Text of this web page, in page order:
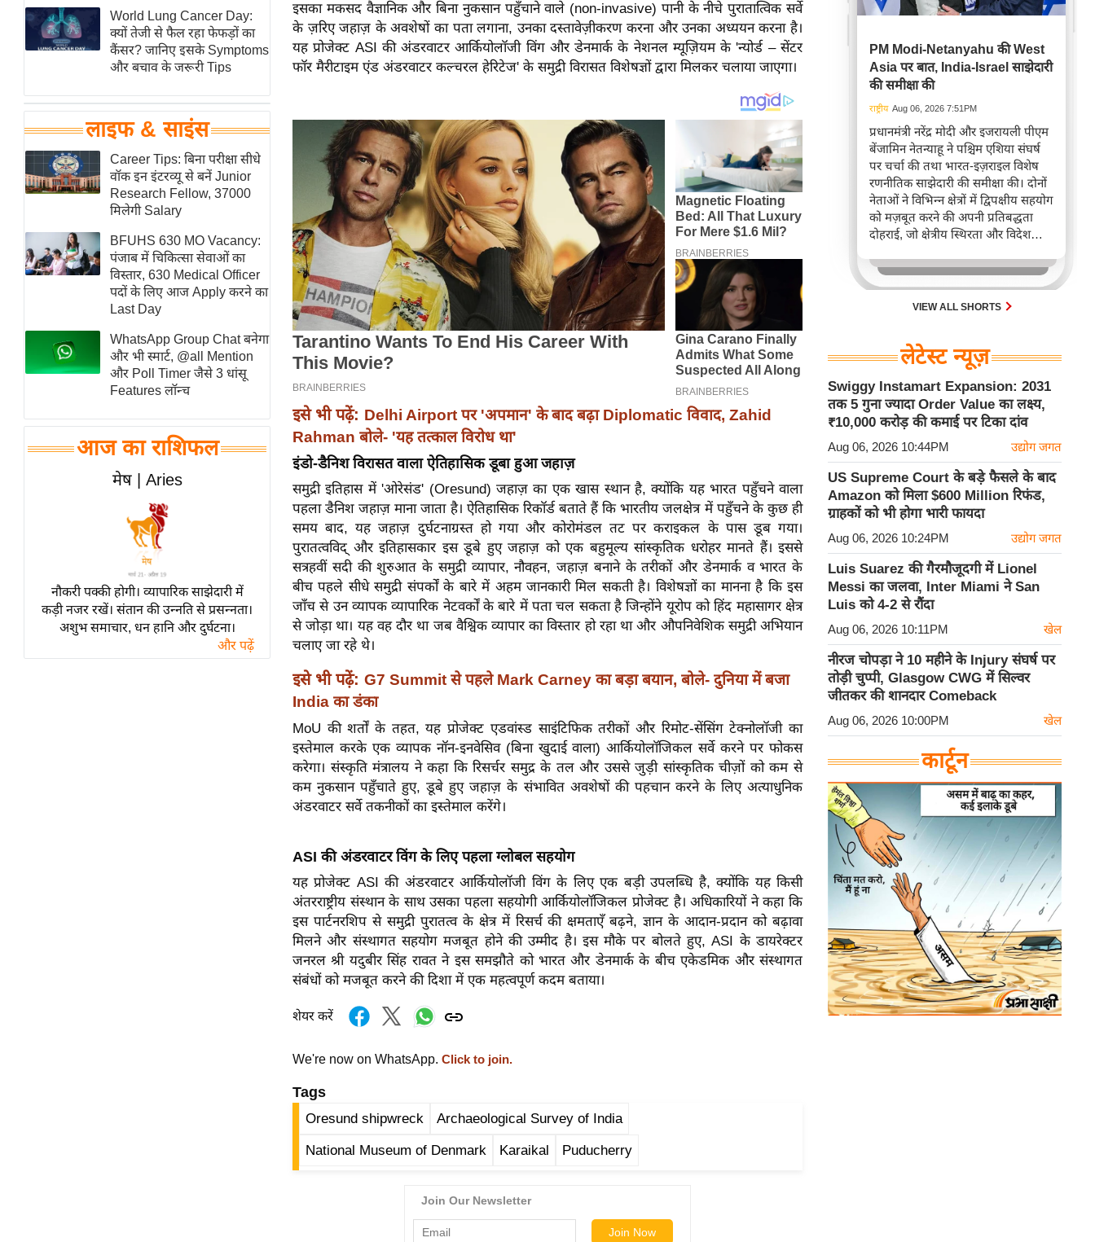
News
लाइफस्टाइल
टेक्नॉलॉजी
ब्यूटी/फैशन
घरेलू नुस्खे
पर्यटन स्थल
फिटनेस मंत्रा
रिलेशनशिप
विश्लेषण
समसामयिक
मातृभूमि
स्तंभ
एम.
आर.
चाय पर
समीक्षा
व्रत
त्योहार
राशिफल
विशेष
World Lung Cancer Day:
क्यों तेजी से फैल रहा फेफड़ों का
कैंसर? जानिए इसके Symptoms
और बचाव के जरूरी Tips
लाइफ & साइंस
Career Tips: बिना परीक्षा सीधे
वॉक इन इंटरव्यू से बनें Junior
Research Fellow, 37000
मिलेगी Salary
BFUHS 630 MO Vacancy:
पंजाब में चिकित्सा सेवाओं का
विस्तार, 630 Medical Officer
पदों के लिए आज Apply करने का
Last Day
WhatsApp Group Chat बनेगा
और भी स्मार्ट, @all Mention
और Poll Timer जैसे 3 धांसू
Features लॉन्च
आज का राशिफल
मेष | Aries
नौकरी पक्की होगी। व्यापारिक साझेदारी में
कड़ी नजर रखें। संतान की उन्नति से प्रसन्नता।
अशुभ समाचार, धन हानि और दुर्घटना।
और पढ़ें
इसका मकसद वैज्ञानिक और बिना नुकसान पहुँचाने वाले (non-invasive) पानी के नीचे पुरातात्विक सर्वे
के ज़रिए जहाज़ के अवशेषों का पता लगाना, उनका दस्तावेज़ीकरण करना और उनका अध्ययन करना है।
यह प्रोजेक्ट ASI की अंडरवाटर आर्कियोलॉजी विंग और डेनमार्क के नेशनल म्यूज़ियम के 'न्योर्ड – सेंटर
फॉर मैरीटाइम एंड अंडरवाटर कल्चरल हेरिटेज' के समुद्री विरासत विशेषज्ञों द्वारा मिलकर चलाया जाएगा।
इसे भी पढ़ें: Delhi Airport पर 'अपमान' के बाद बढ़ा Diplomatic विवाद, Zahid
Rahman बोले- 'यह तत्काल विरोध था'
इंडो-डैनिश विरासत वाला ऐतिहासिक डूबा हुआ जहाज़
समुद्री इतिहास में 'ओरेसंड' (Oresund) जहाज़ का एक खास स्थान है, क्योंकि यह भारत पहुँचने वाला
पहला डैनिश जहाज़ माना जाता है। ऐतिहासिक रिकॉर्ड बताते हैं कि भारतीय जलक्षेत्र में पहुँचने के कुछ ही
समय बाद, यह जहाज़ दुर्घटनाग्रस्त हो गया और कोरोमंडल तट पर कराइकल के पास डूब गया।
पुरातत्वविद् और इतिहासकार इस डूबे हुए जहाज़ को एक बहुमूल्य सांस्कृतिक धरोहर मानते हैं। इससे
सत्रहवीं सदी की शुरुआत के समुद्री व्यापार, नौवहन, जहाज़ बनाने के तरीकों और डेनमार्क व भारत के
बीच पहले सीधे समुद्री संपर्कों के बारे में अहम जानकारी मिल सकती है। विशेषज्ञों का मानना ​​है कि इस
जाँच से उन व्यापक व्यापारिक नेटवर्कों के बारे में पता चल सकता है जिन्होंने यूरोप को हिंद महासागर क्षेत्र
से जोड़ा था। यह वह दौर था जब वैश्विक व्यापार का विस्तार हो रहा था और औपनिवेशिक समुद्री अभियान
चलाए जा रहे थे।
इसे भी पढ़ें: G7 Summit से पहले Mark Carney का बड़ा बयान, बोले- दुनिया में बजा
India का डंका
MoU की शर्तों के तहत, यह प्रोजेक्ट एडवांस्ड साइंटिफिक तरीकों और रिमोट-सेंसिंग टेक्नोलॉजी का
इस्तेमाल करके एक व्यापक नॉन-इनवेसिव (बिना खुदाई वाला) आर्कियोलॉजिकल सर्वे करने पर फोकस
करेगा। संस्कृति मंत्रालय ने कहा कि रिसर्चर समुद्र के तल और उससे जुड़ी सांस्कृतिक चीज़ों को कम से
कम नुकसान पहुँचाते हुए, डूबे हुए जहाज़ के संभावित अवशेषों की पहचान करने के लिए अत्याधुनिक
अंडरवाटर सर्वे तकनीकों का इस्तेमाल करेंगे।
ASI की अंडरवाटर विंग के लिए पहला ग्लोबल सहयोग
यह प्रोजेक्ट ASI की अंडरवाटर आर्कियोलॉजी विंग के लिए एक बड़ी उपलब्धि है, क्योंकि यह किसी
अंतरराष्ट्रीय संस्थान के साथ उसका पहला सहयोगी आर्कियोलॉजिकल प्रोजेक्ट है। अधिकारियों ने कहा कि
इस पार्टनरशिप से समुद्री पुरातत्व के क्षेत्र में रिसर्च की क्षमताएँ बढ़ने, ज्ञान के आदान-प्रदान को बढ़ावा
मिलने और संस्थागत सहयोग मजबूत होने की उम्मीद है। इस मौके पर बोलते हुए, ASI के डायरेक्टर
जनरल श्री यदुबीर सिंह रावत ने इस समझौते को भारत और डेनमार्क के बीच एकेडमिक और संस्थागत
संबंधों को मजबूत करने की दिशा में एक महत्वपूर्ण कदम बताया।
शेयर करें
We're now on WhatsApp. Click to join.
Tags
Oresund shipwreck Archaeological Survey of India
National Museum of Denmark Karaikal Puducherry
PM Modi-Netanyahu की West
Asia पर बात, India-Israel साझेदारी
की समीक्षा की
राष्ट्रीय Aug 06, 2026 7:51PM
प्रधानमंत्री नरेंद्र मोदी और इजरायली पीएम
बेंजामिन नेतन्याहू ने पश्चिम एशिया संघर्ष
पर चर्चा की तथा भारत-इज़राइल विशेष
रणनीतिक साझेदारी की समीक्षा की। दोनों
नेताओं ने विभिन्न क्षेत्रों में द्विपक्षीय सहयोग
को मज़बूत करने की अपनी प्रतिबद्धता
दोहराई, जो क्षेत्रीय स्थिरता और विदेश
करता है।
VIEW ALL SHORTS
लेटेस्ट न्यूज़
Swiggy Instamart Expansion: 2031
तक 5 गुना ज्यादा Order Value का लक्ष्य,
₹10,000 करोड़ की कमाई पर टिका दांव
Aug 06, 2026 10:44PM उद्योग जगत
US Supreme Court के बड़े फैसले के बाद
Amazon को मिला $600 Million रिफंड,
ग्राहकों को भी होगा भारी फायदा
Aug 06, 2026 10:24PM उद्योग जगत
Luis Suarez की गैरमौजूदगी में Lionel
Messi का जलवा, Inter Miami ने San
Luis को 4-2 से रौंदा
Aug 06, 2026 10:11PM खेल
नीरज चोपड़ा ने 10 महीने के Injury संघर्ष पर
तोड़ी चुप्पी, Glasgow CWG में सिल्वर
जीतकर की शानदार Comeback
Aug 06, 2026 10:00PM खेल
कार्टून